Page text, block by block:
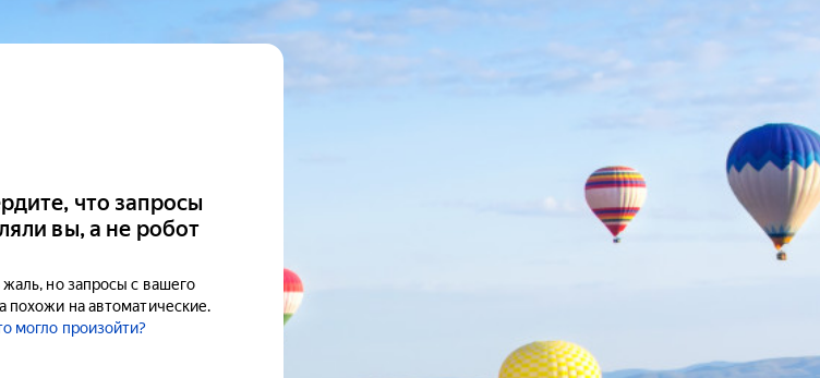
что запросы
вы, а не робот
но запросы с вашего
похожи на автоматические.
могло произойти?